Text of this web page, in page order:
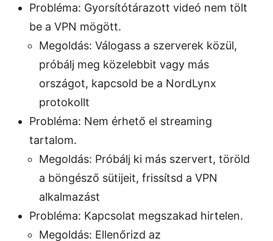
Probléma: Gyorsítótárazott videó nem tölt
be a VPN mögött.
Megoldás: Válogass a szerverek közül,
próbálj meg közelebbit vagy más
országot, kapcsold be a NordLynx
protokollt
Probléma: Nem érhető el streaming
tartalom.
Megoldás: Próbálj ki más szervert, töröld
a böngésző sütijeit, frissítsd a VPN
alkalmazást
Probléma: Kapcsolat megszakad hirtelen.
Megoldás: Ellenőrizd az